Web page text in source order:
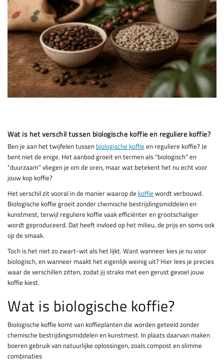
Wat is het verschil tussen biologische koffie en reguliere koffie?
Ben je aan het twijfelen tussen biologische koffie en reguliere koffie? Je
bent niet de enige. Het aanbod groeit en termen als “biologisch” en
“duurzaam” vliegen je om de oren, maar wat betekent het nu echt voor
jouw kop koffie?
Het verschil zit vooral in de manier waarop de koffie wordt verbouwd.
Biologische koffie groeit zonder chemische bestrijdingsmiddelen en
kunstmest, terwijl reguliere koffie vaak efficiënter en grootschaliger
wordt geproduceerd. Dat heeft invloed op het milieu, de prijs en soms ook
op de smaak.
Toch is het niet zo zwart-wit als het lijkt. Want wanneer kies je nu voor
biologisch, en wanneer maakt het eigenlijk weinig uit? Hier lees je precies
waar de verschillen zitten, zodat jij straks met een gerust gevoel jouw
koffie kiest.
Wat is biologische koffie?
Biologische koffie komt van koffieplanten die worden geteeld zonder
chemische bestrijdingsmiddelen en kunstmest. In plaats daarvan maken
boeren gebruik van natuurlijke oplossingen, zoals compost en slimme
combinaties